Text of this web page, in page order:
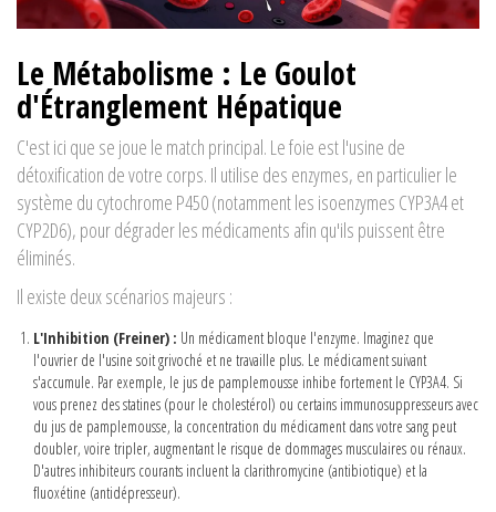
Le Métabolisme : Le Goulot
d'Étranglement Hépatique
C'est ici que se joue le match principal. Le foie est l'usine de
détoxification de votre corps. Il utilise des enzymes, en particulier le
système du cytochrome P450(notamment les isoenzymes CYP3A4et
CYP2D6), pour dégrader les médicaments afin qu'ils puissent être
éliminés.
Il existe deux scénarios majeurs :
L'Inhibition (Freiner) : Un médicament bloque l'enzyme. Imaginez que
l'ouvrier de l'usine soit grivoché et ne travaille plus. Le médicament suivant
s'accumule. Par exemple, le jus de pamplemousse inhibe fortement le CYP3A4. Si
vous prenez des statines (pour le cholestérol) ou certains immunosuppresseurs avec
du jus de pamplemousse, la concentration du médicament dans votre sang peut
doubler, voire tripler, augmentant le risque de dommages musculaires ou rénaux.
D'autres inhibiteurs courants incluent la clarithromycine (antibiotique) et la
fluoxétine (antidépresseur).